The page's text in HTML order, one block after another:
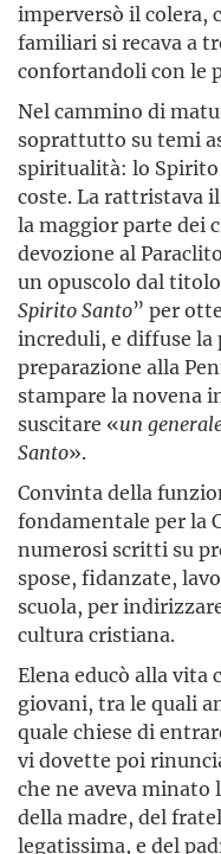
imperversò il colera,
familiari si recava a
confortandoli con le
Nel cammino di
soprattutto su temi
spiritualità: lo
coste. La rattristava
la maggior parte dei
devozione al
un opuscolo dal
Spirito Santo” per
increduli, e diffuse
preparazione alla
stampare la novena
suscitare «un
Santo».
Convinta della
fonda­men­tale per la
numerosi scritti su
spose, fidanzate,
scuola, per
cultura cristiana.
Elena educò alla vita
giovani, tra le quali
quale chiese di
vi dovette poi
che ne aveva minato
della madre, del
legatissima, e del